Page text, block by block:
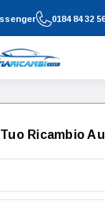
0184 84 32 56
Ricambio